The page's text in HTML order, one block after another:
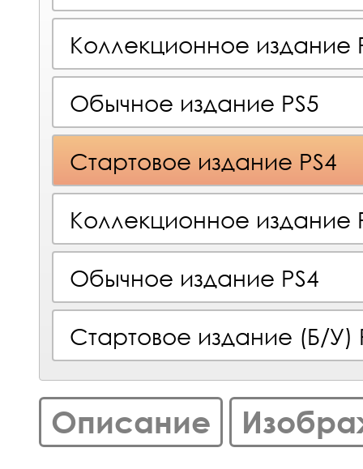
Коллекционное издание
Обычное издание PS5
Стартовое издание PS4
Коллекционное издание
Обычное издание PS4
Стартовое издание (Б/У)
Описание